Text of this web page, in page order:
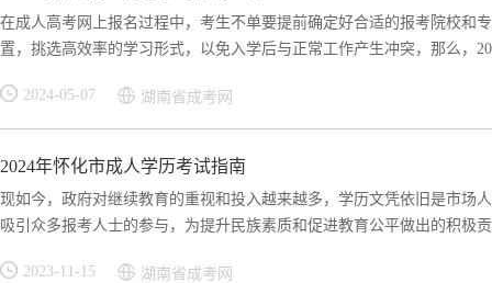
在成人高考网上报名过程中，考生不单要提前确定好合适的报考院校和
置，挑选高效率的学习形式，以免入学后与正常工作产生冲突，那么，
2024-05-07 湖南省成考网
2024年怀化市成人学历考试指南
现如今，政府对继续教育的重视和投入越来越多，学历文凭依旧是市场
吸引众多报考人士的参与，为提升民族素质和促进教育公平做出的积极
2023-11-15 湖南省成考网